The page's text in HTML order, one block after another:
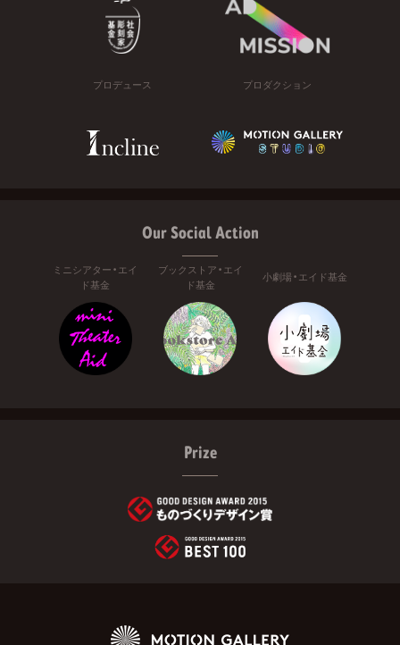
プロデュース プロダクション
Our Social Action
ミニシアター・エイ
ド基金
ブックストア・エイ
ド基金
小劇場・エイド基金
Prize